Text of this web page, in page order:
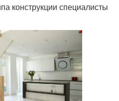
конструкции специалисты